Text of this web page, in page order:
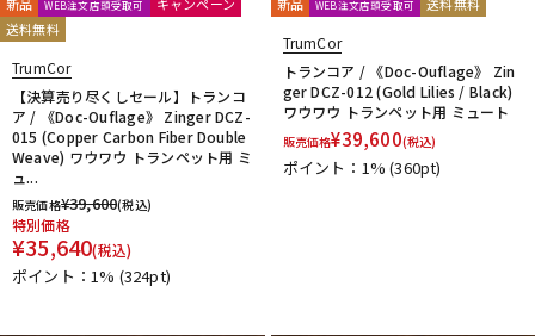
WEB注文店頭受取可
送料無料
TrumCor
【決算売り尽くしセール】トランコ
ア / 《Doc-Ouflage》 Zinger DCZ-
015 (Copper Carbon Fiber Double
Weave) ワウワウ トランペット用 ミ
ュ...
販売価格¥39,600(税込)
特別価格
¥35,640(税込)
ポイント：1% (324pt)
WEB注文店頭受取可
TrumCor
トランコア / 《Doc-Ouflage》 Zin
ger DCZ-012 (Gold Lilies / Black)
ワウワウ トランペット用 ミュート
販売価格¥39,600(税込)
ポイント：1%(360pt)